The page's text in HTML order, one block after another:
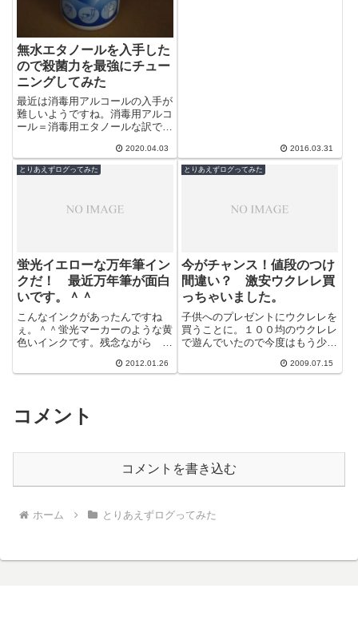
無水エタノールを入手した
ので殺菌力を最強にチュー
ニングしてみた
最近は消毒用アルコールの入手が
難しいようですね。消毒用アルコ
ール＝消毒用エタノールな訳です
タノールとして販売されていま
す。無水エタ...
2020.04.03 2016.03.31
とりあえずログってみた
蛍光イエローな万年筆イン
クだ！ 最近万年筆が面白
いです。＾＾
こんなインクがあったんですね
ぇ。＾＾蛍光マーカーのような黄
色いインクです。残念ながら ペ
ーと言う万年筆専用のインクだそ
2012.01.26
とりあえずログってみた
今がチャンス！値段のつけ
間違い？ 激安ウクレレ買
っちゃいました。
子供へのプレゼントにウクレレを
買うことに。１００均のウクレレ
で遊んでいたので今度はもう少し
たが、送料込みで考えるとここが
2009.07.15
コメント
コメントを書き込む
ホーム とりあえずログってみた